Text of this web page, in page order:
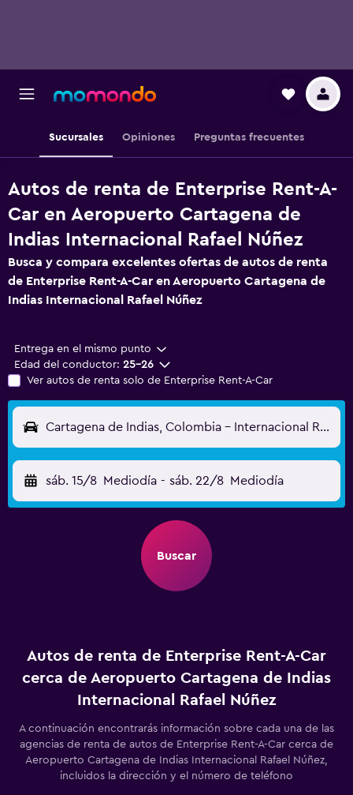
Sucursales Opiniones Preguntas frecuentes
Autos de renta de Enterprise Rent-A-
Car en Aeropuerto Cartagena de
Indias Internacional Rafael Núñez
Busca y compara excelentes ofertas de autos de renta
de Enterprise Rent-A-Car en Aeropuerto Cartagena de
Indias Internacional Rafael Núñez
Entrega en el mismo punto
Edad del conductor: 25-26
Ver autos de renta solo de Enterprise Rent-A-Car
Cartagena de Indias, Colombia - Internacional Rafael Núñez (CTG)
sáb. 15/8 Mediodía - sáb. 22/8 Mediodía
Buscar
Autos de renta de Enterprise Rent-A-Car
cerca de Aeropuerto Cartagena de Indias
Internacional Rafael Núñez
A continuación encontrarás información sobre cada una de las
agencias de renta de autos de Enterprise Rent-A-Car cerca de
Aeropuerto Cartagena de Indias Internacional Rafael Núñez,
incluidos la dirección y el número de teléfono